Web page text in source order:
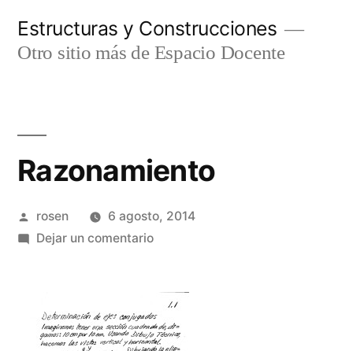
Estructuras y Construcciones
Otro sitio más de Espacio Docente
Razonamiento
Publicado
por
rosen
6 agosto, 2014
Dejar un comentarioen